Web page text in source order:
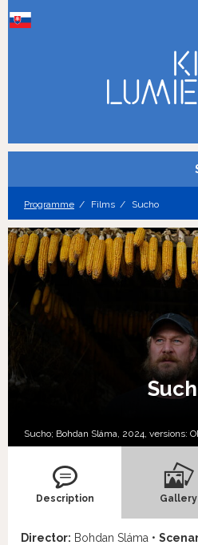
Programme Films Sucho
Sucho; Bohdan Sláma, 2024, versions:
Description Gallery
Director: Bohdan Sláma •